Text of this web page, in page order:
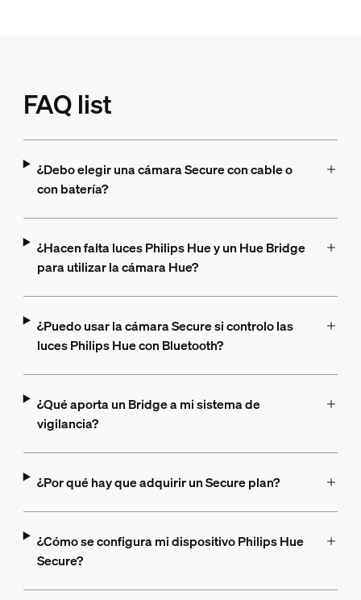
FAQ list
¿Debo elegir una cámara Secure con cable o
con batería?
¿Hacen falta luces Philips Hue y un Hue Bridge
para utilizar la cámara Hue?
¿Puedo usar la cámara Secure si controlo las
luces Philips Hue con Bluetooth?
¿Qué aporta un Bridge a mi sistema de
vigilancia?
¿Por qué hay que adquirir un Secure plan?
¿Cómo se configura mi dispositivo Philips Hue
Secure?